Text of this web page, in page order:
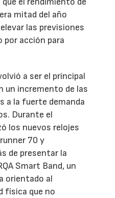
mitad del año
las previsiones
por acción para
a ser el principal
un incremento de las
a la fuerte demanda
Durante el
los nuevos relojes
70 y
de presentar la
Smart Band, un
orientado al
física que no